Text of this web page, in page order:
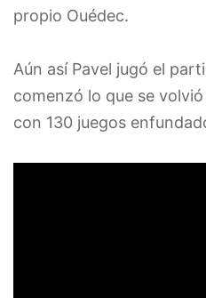
propio Ouédec.
Aún así Pavel jugó el
comenzó lo que se
con 130 juegos